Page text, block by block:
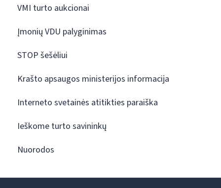
VMI turto aukcionai
Įmonių VDU palyginimas
STOP šešėliui
Krašto apsaugos ministerijos informacija
Interneto svetainės atitikties paraiška
Ieškome turto savininkų
Nuorodos